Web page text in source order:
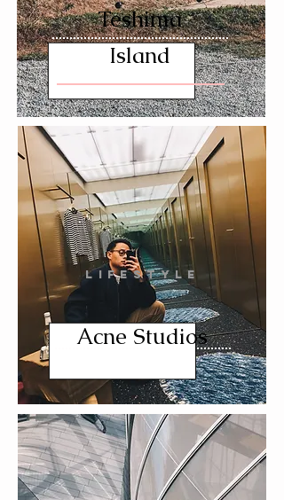
Teshima
Island
LIFESTYLE
Acne Studios